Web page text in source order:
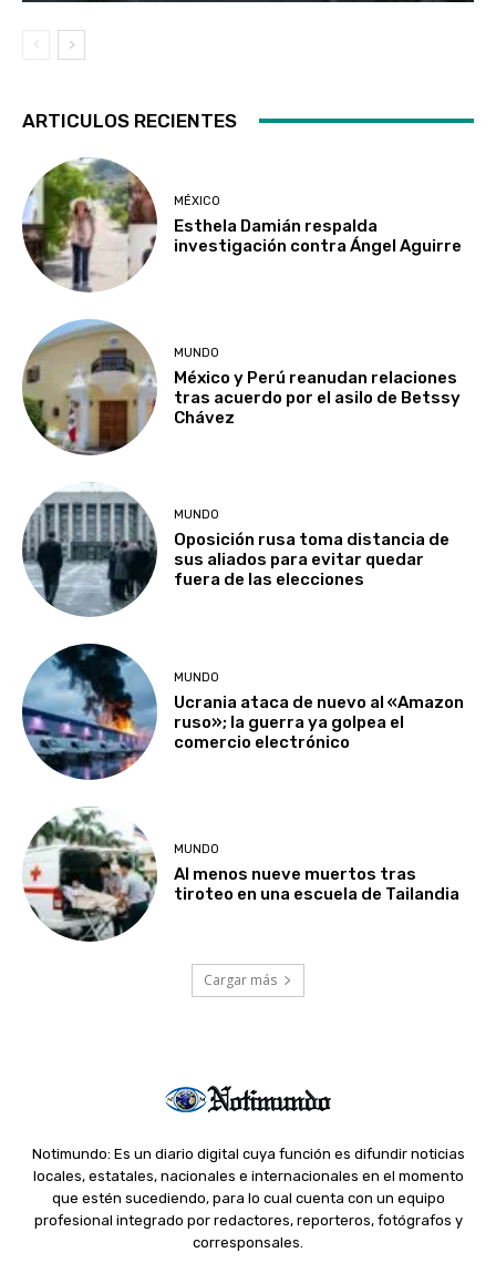
ARTICULOS RECIENTES
MÉXICO
Esthela Damián respalda
investigación contra Ángel Aguirre
MUNDO
México y Perú reanudan relaciones
tras acuerdo por el asilo de Betssy
Chávez
MUNDO
Oposición rusa toma distancia de
sus aliados para evitar quedar
fuera de las elecciones
MUNDO
Ucrania ataca de nuevo al «Amazon
ruso»; la guerra ya golpea el
comercio electrónico
MUNDO
Al menos nueve muertos tras
tiroteo en una escuela de Tailandia
Cargar más
Notimundo: Es un diario digital cuya función es difundir noticias
locales, estatales, nacionales e internacionales en el momento
que estén sucediendo, para lo cual cuenta con un equipo
profesional integrado por redactores, reporteros, fotógrafos y
corresponsales.